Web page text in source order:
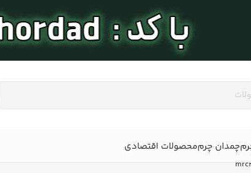
چمدان چرممحصولات اقتصادی